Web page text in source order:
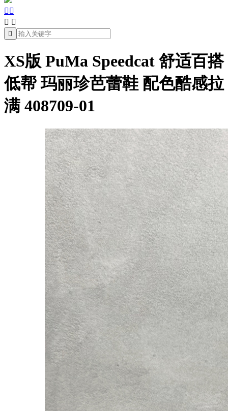
 
 

XS版 PuMa Speedcat 舒适百搭
低帮 玛丽珍芭蕾鞋 配色酷感拉
满 408709-01